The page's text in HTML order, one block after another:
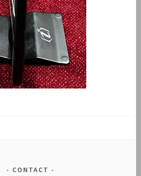
CONTACT